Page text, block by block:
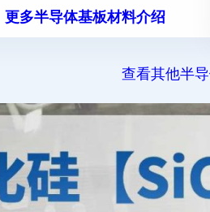
更多半导体基板材料介绍
查看其他半